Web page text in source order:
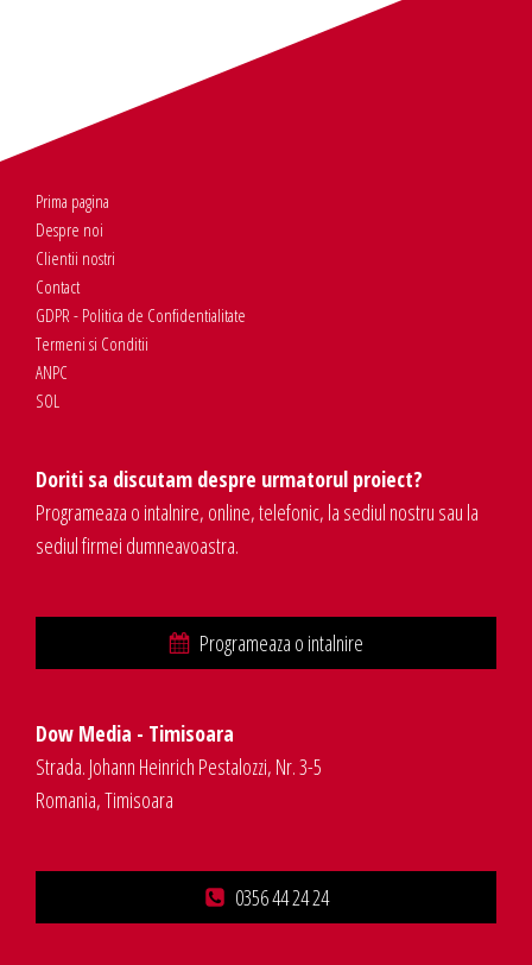
Prima pagina
Despre noi
Clientii nostri
Contact
GDPR - Politica de Confidentialitate
Termeni si Conditii
ANPC
SOL
Doriti sa discutam despre urmatorul proiect?
Programeaza o intalnire, online, telefonic, la sediul nostru sau la
sediul firmei dumneavoastra.
Programeaza o intalnire
Dow Media - Timisoara
Strada. Johann Heinrich Pestalozzi, Nr. 3-5
Romania, Timisoara
0356 44 24 24